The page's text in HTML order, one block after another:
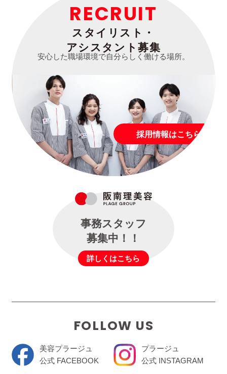
RECRUIT
スタイリスト・
アシスタント募集
安心した職場環境で自分らしく働ける場所。
採用情報はこちら
事務スタッフ
募集中！！
詳しくはこちら
FOLLOW US
美容プラージュ
公式 FACEBOOK
プラージュ
公式 INSTAGRAM